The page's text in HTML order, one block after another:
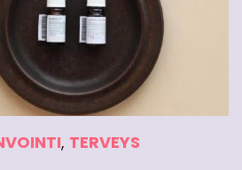
, TERVEYS